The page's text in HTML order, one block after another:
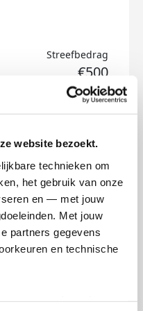
website bezoekt.
technieken om
het gebruik van onze
en — met jouw
Met jouw
partners gegevens
en technische
Streefbedrag
€500